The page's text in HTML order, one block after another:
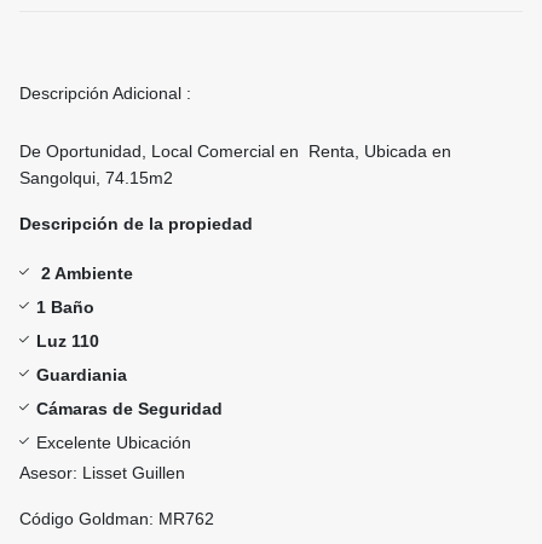
Descripción Adicional :
De Oportunidad, Local Comercial en Renta, Ubicada en
Sangolqui, 74.15m2
Descripción de la propiedad
2 Ambiente
1 Baño
Luz 110
Guardiania
Cámaras de Seguridad
Excelente Ubicación
Asesor: Lisset Guillen
Código Goldman: MR762